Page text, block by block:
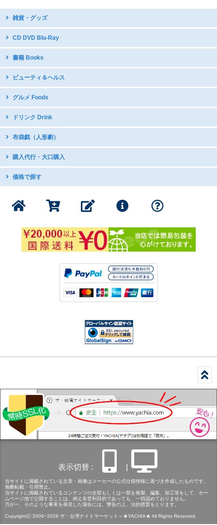
雑貨・グッズ
台湾デザイン
開運グッズ
台湾のお守り
テーブルウェア・調理器具
国立故宮博物館公式グッズ
icash2.0 / iPASS
CD DVD Blu-Ray
台湾原住民語CD・DVD
台湾ディスカバリー
台湾オペラDVD
現代舞踊DVD
日本アニメDVDで中国語学習
子供向け音楽CD
書籍 Books
中国語教材・辞書
写真集
グラビア・写真集
五術・風水学関連書籍
台湾の漫画・イラスト集
ビューティ＆ヘルス
グルメ Foods
中華菓子
台湾産ドライフルーツ
スナック・お菓子
ミネラルたっぷり 台湾産甘蔗糖
ドリンク Drink
台湾のお茶
インスタントドリンク
台湾産コーヒー
インスタントスープ
調味料・スープの素
布袋戯（人形劇）
DVDボックス
DVDボックス（クリアランス）
サントラ：動脈音楽+ダピリ
書籍・印刷物
公式グッズ
購入代行・大口購入
購入代行サービス
価格で探す
表示切替 :
当サイトに掲載されている文章・画像はメーカーの公式仕様情報に基づき作成したものです。
無断転載・引用禁止。
当サイトに掲載されているコンテンツの全部もしくは一部を複製、編集、加工等をして、ホー
ムページ他で公開することは、例え非営利目的であっても、一切認めておりません。
万が一、そのような事実を発見した場合には、警告の上、法的措置をとります。
CopyrightⒸ 2009~2026 ザ・台湾ナイトマーケット～★YACHIA★ All Rights Reserved.